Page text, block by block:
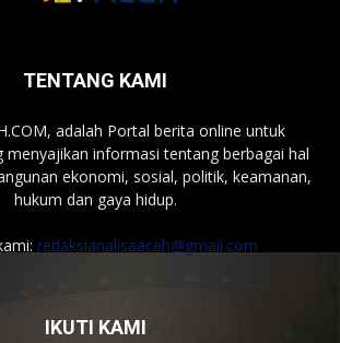
TENTANG KAMI
adalah Portal berita online untuk
menyajikan informasi tentang berbagai hal
ekonomi, sosial, politik, keamanan,
hukum dan gaya hidup.
redaksianalisaaceh@gmail.com
IKUTI KAMI